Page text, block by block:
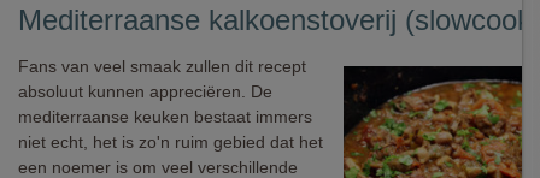
Mediterraanse kalkoenstoverij
Fans van veel smaak zullen dit recept
absoluut kunnen appreciëren. De
mediterraanse keuken bestaat immers
niet echt, het is zo'n ruim gebied dat het
een noemer is om veel verschillende